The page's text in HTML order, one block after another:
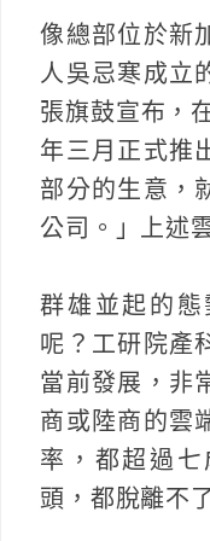
像總部位於新
人吳忌寒成立
張旗鼓宣布，
年三月正式推
部分的生意，
公司。」上述
群雄並起的
呢？工研院產
當前發展，非
商或陸商的雲
率，都超過
頭，都脫離不